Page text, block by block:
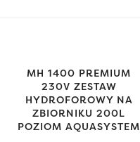
MH 1400 PREMIUM
230V ZESTAW
HYDROFOROWY NA
ZBIORNIKU 200L
POZIOM AQUASYSTEM